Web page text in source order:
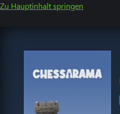
Zu Hauptinhalt springen